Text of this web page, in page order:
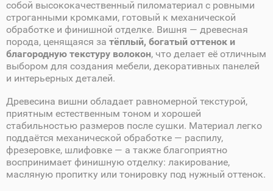
собой высококачественный пиломатериал с ровными
строганными кромками, готовый к механической
обработке и финишной отделке. Вишня — древесная
порода, ценящаяся за тёплый, богатый оттенок и
благородную текстуру волокон, что делает её отличным
выбором для создания мебели, декоративных панелей
и интерьерных деталей.
Древесина вишни обладает равномерной текстурой,
приятным естественным тоном и хорошей
стабильностью размеров после сушки. Материал легко
поддаётся механической обработке — распилу,
фрезеровке, шлифовке — а также благоприятно
воспринимает финишную отделку: лакирование,
масляную пропитку или тонировку под нужный оттенок.